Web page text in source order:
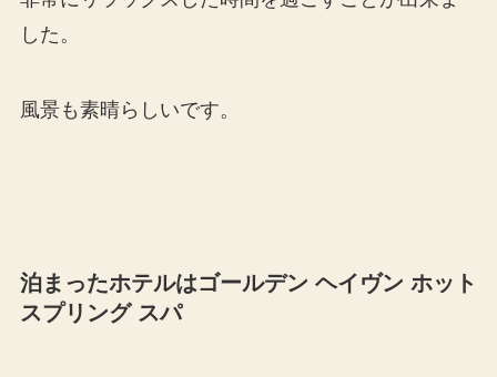
した。
風景も素晴らしいです。
泊まったホテルはゴールデン ヘイヴン ホット
スプリング スパ